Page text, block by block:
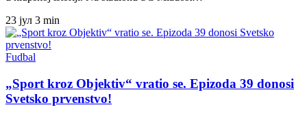
23 јул 3 min
Fudbal
„Sport kroz Objektiv“ vratio se. Epizoda 39 donosi
Svetsko prvenstvo!